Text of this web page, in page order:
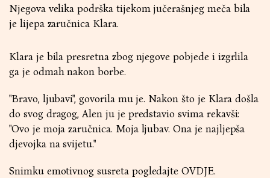
Njegova velika podrška tijekom jučerašnjeg meča bila
je lijepa zaručnica Klara.
Klara je bila presretna zbog njegove pobjede i izgrlila
ga je odmah nakon borbe.
"Bravo, ljubavi", govorila mu je. Nakon što je Klara došla
do svog dragog, Alen ju je predstavio svima rekavši:
"Ovo je moja zaručnica. Moja ljubav. Ona je najljepša
djevojka na svijetu."
Snimku emotivnog susreta pogledajteOVDJE.